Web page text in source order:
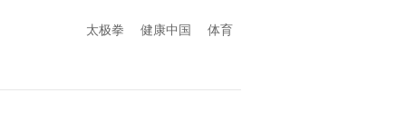
太极拳 健康中国 体育